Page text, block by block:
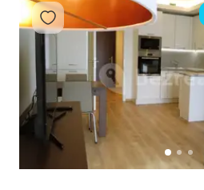
12 3
Přidat do oblíbených